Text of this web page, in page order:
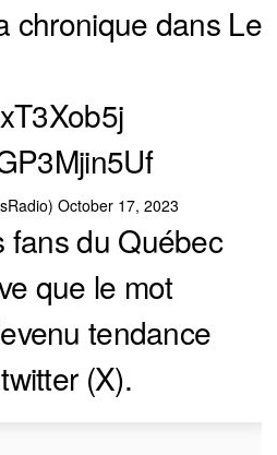
chronique dans Le
October 17, 2023
fans du Québec
que le mot
tendance
(X).